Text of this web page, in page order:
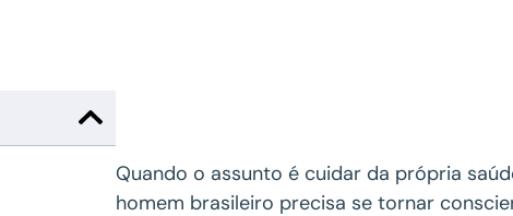
Quando o assunto é cuidar da própria
homem brasileiro precisa se tornar